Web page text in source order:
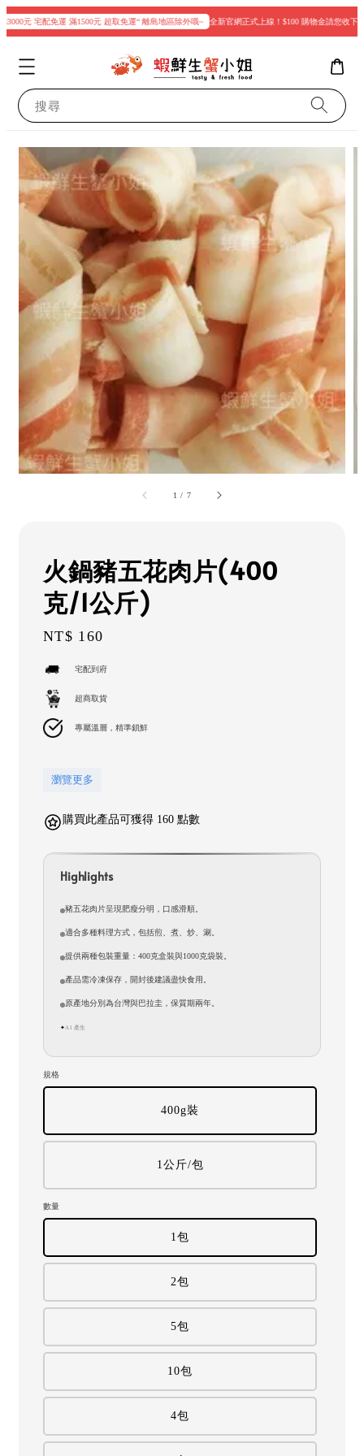
元 宅配免運 滿1500元 超取免運“ 離島地區除外哦~ 全新官網正式上線！$100 購物金請您收下
搜尋
1 / 7
火鍋豬五花肉片(400
克/1公斤)
Regular
NT$ 160
宅配到府
超商取貨
專屬溫層，精準鎖鮮
瀏覽更多
購買此產品可獲得 160 點數
Highlights
豬五花肉片呈現肥瘦分明，口感滑順。
適合多種料理方式，包括煎、煮、炒、涮。
提供兩種包裝重量：400克盒裝與1000克袋裝。
產品需冷凍保存，開封後建議盡快食用。
原產地分別為台灣與巴拉圭，保質期兩年。
✦AI 產生
規格
400g裝
1公斤/包
數量
1包
2包
5包
10包
4包